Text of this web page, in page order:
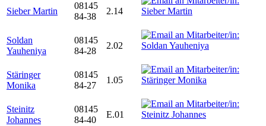
Sieber Martin
08145
84-38
2.14
Soldan
Yauheniya
08145
84-28
2.02
Stäringer
Monika
08145
84-27
1.05
Steinitz
Johannes
08145
84-40
E.01